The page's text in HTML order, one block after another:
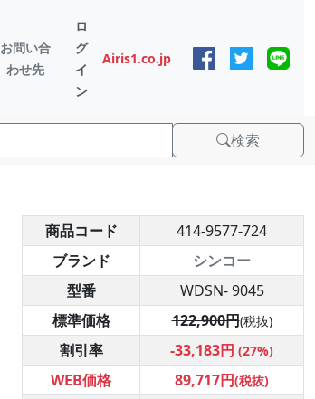
お問い合
わせ先
ロ
グ
イ
ン
Airis1.co.jp
検索
商品コード
414-9577-724
ブランド
シンコー
型番
WDSN- 9045
標準価格
122,900円(税抜)
割引率 -33,183円 (27%)
WEB価格 89,717円(税抜)